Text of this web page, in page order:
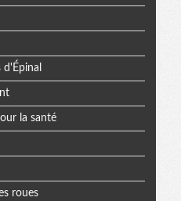
d'Épinal
la santé
roues